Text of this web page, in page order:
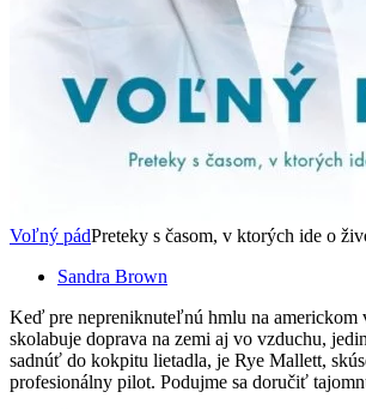
Voľný pádPreteky s časom, v ktorých ide o
Sandra Brown
Keď pre nepreniknuteľnú hmlu na americkom
skolabuje doprava na zemi aj vo vzduchu,
sadnúť do kokpitu lietadla, je Rye Mallett,
profesionálny pilot. Podujme sa doručiť